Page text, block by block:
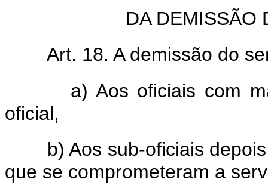
DA DEMISSÃO
Art. 18. A demissão do
a) Aos oficiais com
oficial,
b) Aos sub-oficiais
que se comprometeram a